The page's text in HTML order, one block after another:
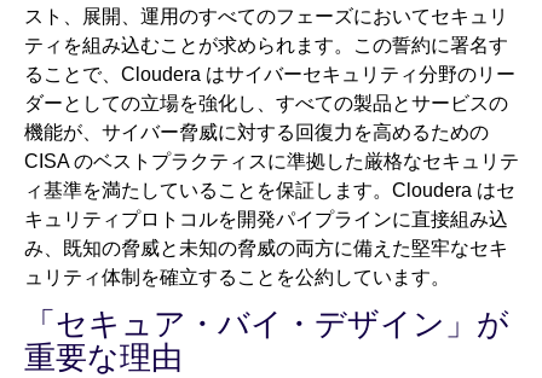
スト、展開、運用のすべてのフェーズにおいてセキュリ
ティを組み込むことが求められます。この誓約に署名す
ることで、Cloudera はサイバーセキュリティ分野のリー
ダーとしての立場を強化し、すべての製品とサービスの
機能が、サイバー脅威に対する回復力を高めるための
CISA のベストプラクティスに準拠した厳格なセキュリテ
ィ基準を満たしていることを保証します。Cloudera はセ
キュリティプロトコルを開発パイプラインに直接組み込
み、既知の脅威と未知の脅威の両方に備えた堅牢なセキ
ュリティ体制を確立することを公約しています。
「セキュア・バイ・デザイン」が
重要な理由